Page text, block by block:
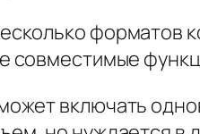
форматов
совместимые
включать